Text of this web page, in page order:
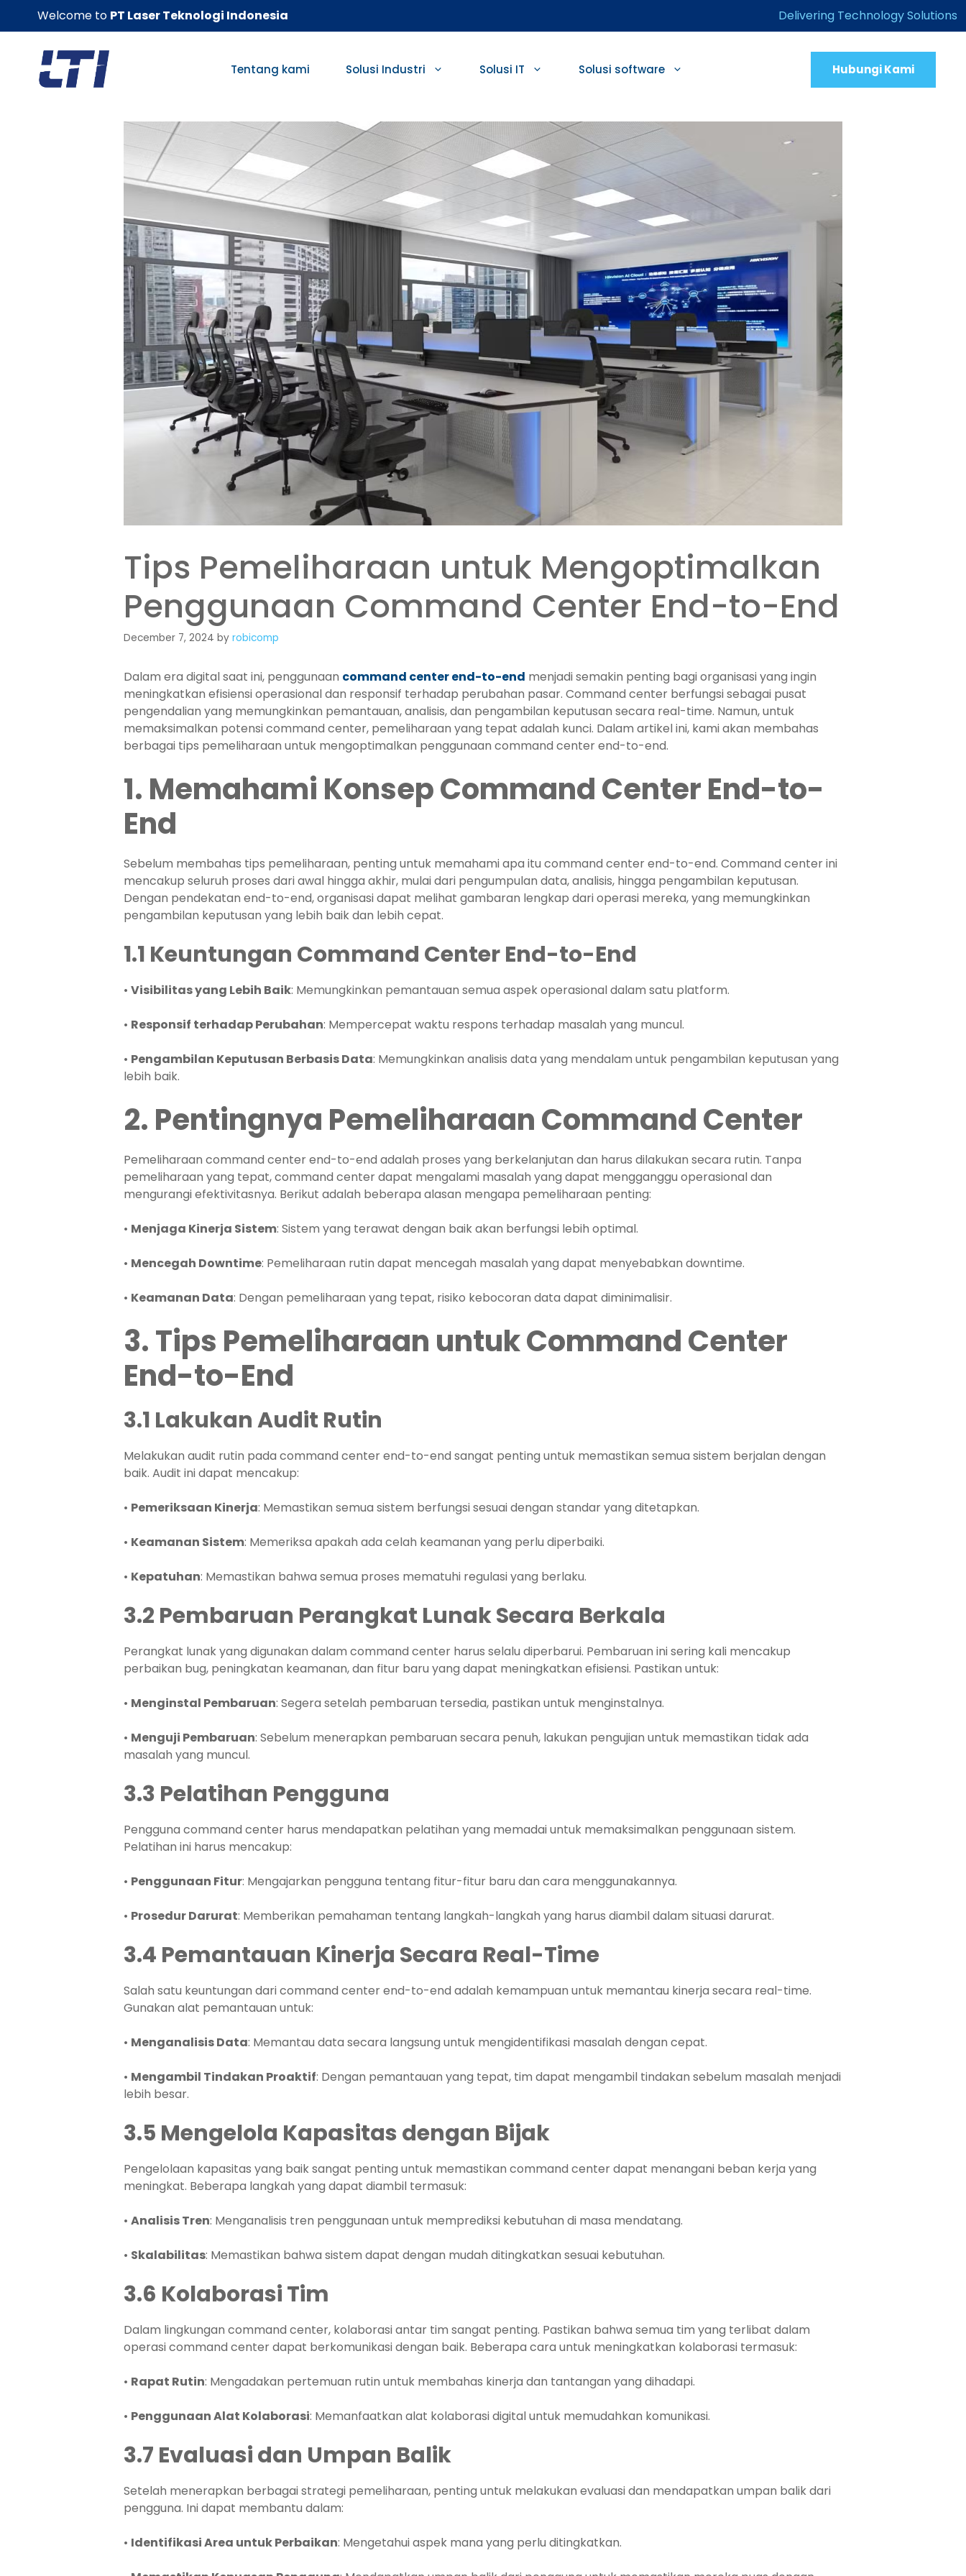
Welcome to PT Laser Teknologi Indonesia Delivering Technology Solutions
Tentang kami Solusi Industri Solusi IT Solusi software Hubungi Kami
Tips Pemeliharaan untuk Mengoptimalkan
Penggunaan Command Center End-to-End
December 7, 2024 by robicomp
Dalam era digital saat ini, penggunaan command center end-to-end menjadi semakin penting bagi organisasi yang ingin
meningkatkan efisiensi operasional dan responsif terhadap perubahan pasar. Command center berfungsi sebagai pusat
pengendalian yang memungkinkan pemantauan, analisis, dan pengambilan keputusan secara real-time. Namun, untuk
memaksimalkan potensi command center, pemeliharaan yang tepat adalah kunci. Dalam artikel ini, kami akan membahas
berbagai tips pemeliharaan untuk mengoptimalkan penggunaan command center end-to-end.
1. Memahami Konsep Command Center End-to-
End
Sebelum membahas tips pemeliharaan, penting untuk memahami apa itu command center end-to-end. Command center ini
mencakup seluruh proses dari awal hingga akhir, mulai dari pengumpulan data, analisis, hingga pengambilan keputusan.
Dengan pendekatan end-to-end, organisasi dapat melihat gambaran lengkap dari operasi mereka, yang memungkinkan
pengambilan keputusan yang lebih baik dan lebih cepat.
1.1 Keuntungan Command Center End-to-End
• Visibilitas yang Lebih Baik: Memungkinkan pemantauan semua aspek operasional dalam satu platform.
• Responsif terhadap Perubahan: Mempercepat waktu respons terhadap masalah yang muncul.
• Pengambilan Keputusan Berbasis Data: Memungkinkan analisis data yang mendalam untuk pengambilan keputusan yang
lebih baik.
2. Pentingnya Pemeliharaan Command Center
Pemeliharaan command center end-to-end adalah proses yang berkelanjutan dan harus dilakukan secara rutin. Tanpa
pemeliharaan yang tepat, command center dapat mengalami masalah yang dapat mengganggu operasional dan
mengurangi efektivitasnya. Berikut adalah beberapa alasan mengapa pemeliharaan penting:
• Menjaga Kinerja Sistem: Sistem yang terawat dengan baik akan berfungsi lebih optimal.
• Mencegah Downtime: Pemeliharaan rutin dapat mencegah masalah yang dapat menyebabkan downtime.
• Keamanan Data: Dengan pemeliharaan yang tepat, risiko kebocoran data dapat diminimalisir.
3. Tips Pemeliharaan untuk Command Center
End-to-End
3.1 Lakukan Audit Rutin
Melakukan audit rutin pada command center end-to-end sangat penting untuk memastikan semua sistem berjalan dengan
baik. Audit ini dapat mencakup:
• Pemeriksaan Kinerja: Memastikan semua sistem berfungsi sesuai dengan standar yang ditetapkan.
• Keamanan Sistem: Memeriksa apakah ada celah keamanan yang perlu diperbaiki.
• Kepatuhan: Memastikan bahwa semua proses mematuhi regulasi yang berlaku.
3.2 Pembaruan Perangkat Lunak Secara Berkala
Perangkat lunak yang digunakan dalam command center harus selalu diperbarui. Pembaruan ini sering kali mencakup
perbaikan bug, peningkatan keamanan, dan fitur baru yang dapat meningkatkan efisiensi. Pastikan untuk:
• Menginstal Pembaruan: Segera setelah pembaruan tersedia, pastikan untuk menginstalnya.
• Menguji Pembaruan: Sebelum menerapkan pembaruan secara penuh, lakukan pengujian untuk memastikan tidak ada
masalah yang muncul.
3.3 Pelatihan Pengguna
Pengguna command center harus mendapatkan pelatihan yang memadai untuk memaksimalkan penggunaan sistem.
Pelatihan ini harus mencakup:
• Penggunaan Fitur: Mengajarkan pengguna tentang fitur-fitur baru dan cara menggunakannya.
• Prosedur Darurat: Memberikan pemahaman tentang langkah-langkah yang harus diambil dalam situasi darurat.
3.4 Pemantauan Kinerja Secara Real-Time
Salah satu keuntungan dari command center end-to-end adalah kemampuan untuk memantau kinerja secara real-time.
Gunakan alat pemantauan untuk:
• Menganalisis Data: Memantau data secara langsung untuk mengidentifikasi masalah dengan cepat.
• Mengambil Tindakan Proaktif: Dengan pemantauan yang tepat, tim dapat mengambil tindakan sebelum masalah menjadi
lebih besar.
3.5 Mengelola Kapasitas dengan Bijak
Pengelolaan kapasitas yang baik sangat penting untuk memastikan command center dapat menangani beban kerja yang
meningkat. Beberapa langkah yang dapat diambil termasuk:
• Analisis Tren: Menganalisis tren penggunaan untuk memprediksi kebutuhan di masa mendatang.
• Skalabilitas: Memastikan bahwa sistem dapat dengan mudah ditingkatkan sesuai kebutuhan.
3.6 Kolaborasi Tim
Dalam lingkungan command center, kolaborasi antar tim sangat penting. Pastikan bahwa semua tim yang terlibat dalam
operasi command center dapat berkomunikasi dengan baik. Beberapa cara untuk meningkatkan kolaborasi termasuk:
• Rapat Rutin: Mengadakan pertemuan rutin untuk membahas kinerja dan tantangan yang dihadapi.
• Penggunaan Alat Kolaborasi: Memanfaatkan alat kolaborasi digital untuk memudahkan komunikasi.
3.7 Evaluasi dan Umpan Balik
Setelah menerapkan berbagai strategi pemeliharaan, penting untuk melakukan evaluasi dan mendapatkan umpan balik dari
pengguna. Ini dapat membantu dalam:
• Identifikasi Area untuk Perbaikan: Mengetahui aspek mana yang perlu ditingkatkan.